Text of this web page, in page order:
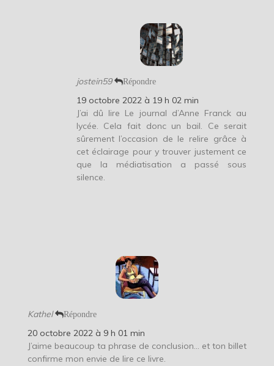
jostein59 Répondre
19 octobre 2022 à 19 h 02 min
J’ai dû lire Le journal d’Anne Franck au
lycée. Cela fait donc un bail. Ce serait
sûrement l’occasion de le relire grâce à
cet éclairage pour y trouver justement ce
que la médiatisation a passé sous
silence.
Kathel Répondre
20 octobre 2022 à 9 h 01 min
J’aime beaucoup ta phrase de conclusion… et ton billet
confirme mon envie de lire ce livre.